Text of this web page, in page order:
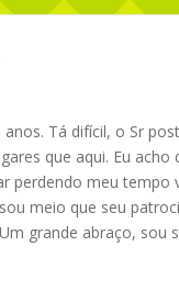
Tá difícil, o Sr
que aqui. Eu
perdendo meu tempo
meio que seu
grande abraço, sou